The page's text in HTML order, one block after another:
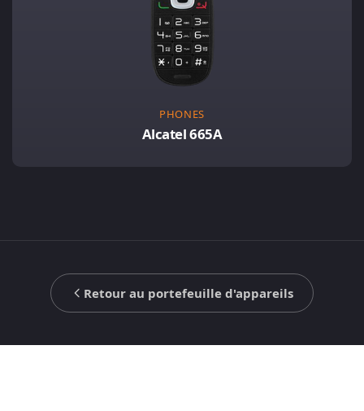
PHONES
Alcatel 665A
Retour au portefeuille d'appareils